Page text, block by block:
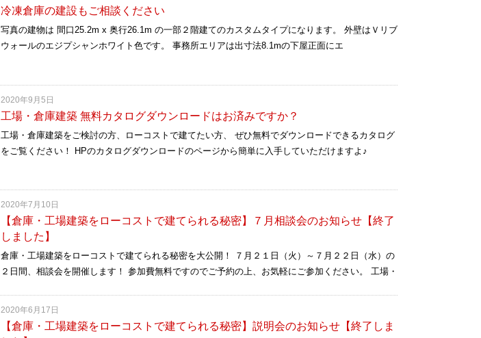
冷凍倉庫の建設もご相談ください
写真の建物は 間口25.2m x 奥行26.1m の一部２階建てのカスタムタイプになります。 外壁はＶリブ
ウォールのエジプシャンホワイト色です。 事務所エリアは出寸法8.1mの下屋正面にエ
2020年9月5日
工場・倉庫建築 無料カタログダウンロードはお済みですか？
工場・倉庫建築をご検討の方、ローコストで建てたい方、 ぜひ無料でダウンロードできるカタログ
をご覧ください！ HPのカタログダウンロードのページから簡単に入手していただけますよ♪
2020年7月10日
【倉庫・工場建築をローコストで建てられる秘密】７月相談会のお知らせ【終了
しました】
倉庫・工場建築をローコストで建てられる秘密を大公開！ ７月２１日（火）～７月２２日（水）の
２日間、相談会を開催します！ 参加費無料ですのでご予約の上、お気軽にご参加ください。 工場・
2020年6月17日
【倉庫・工場建築をローコストで建てられる秘密】説明会のお知らせ【終了しま